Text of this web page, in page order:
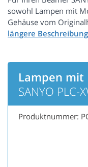
sowohl Lampen mit
Gehäuse vom
Lampen mit
SANYO PLC-
Produktnummer: